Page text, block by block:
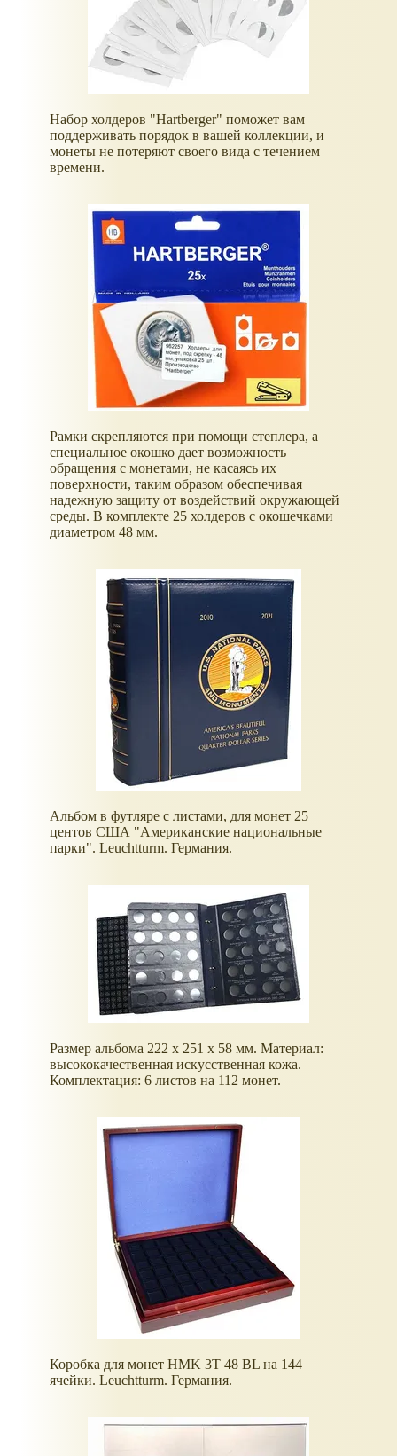
Набор холдеров "Hartberger" поможет вам
поддерживать порядок в вашей коллекции, и
монеты не потеряют своего вида с течением
времени.
Рамки скрепляются при помощи степлера, а
специальное окошко дает возможность
обращения с монетами, не касаясь их
поверхности, таким образом обеспечивая
надежную защиту от воздействий окружающей
среды. В комплекте 25 холдеров с окошечками
диаметром 48 мм.
Альбом в футляре с листами, для монет 25
центов США "Американские национальные
парки". Leuchtturm. Германия.
Размер альбома 222 х 251 x 58 мм. Материал:
высококачественная искусственная кожа.
Комплектация: 6 листов на 112 монет.
Коробка для монет HMK 3T 48 BL на 144
ячейки. Leuchtturm. Германия.